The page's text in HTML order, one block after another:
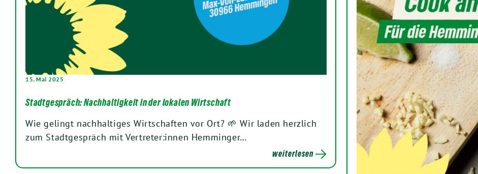
15. Mai 2025
Stadtgespräch: Nachhaltigkeit in der lokalen Wirtschaft
Wie gelingt nachhaltiges Wirtschaften vor Ort? 🌱 Wir laden herzlich
zum Stadtgespräch mit Vertreter:innen Hemminger…
weiterlesen